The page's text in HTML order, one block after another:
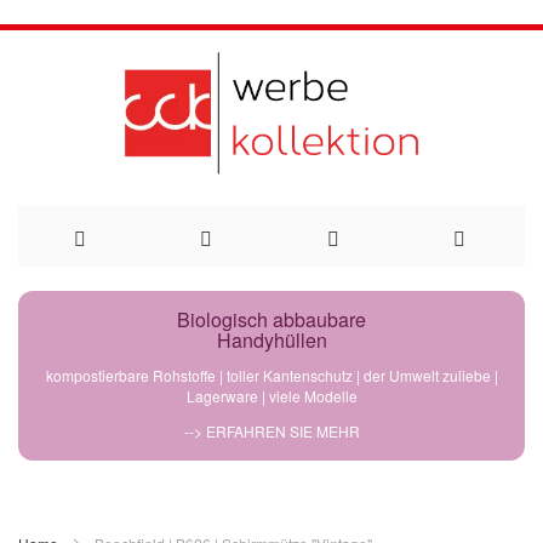
Direkt
Biologisch abbaubare
Handyhüllen
kompostierbare Rohstoffe | toller Kantenschutz | der Umwelt zuliebe |
Lagerware | viele Modelle
--> ERFAHREN SIE MEHR